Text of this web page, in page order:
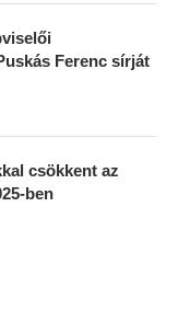
Ferenc sírját
csökkent az
ben